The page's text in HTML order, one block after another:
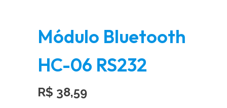
Módulo Bluetooth
HC-06 RS232
R$ 38,59